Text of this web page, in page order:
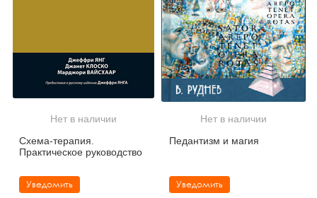
Нет в наличии
Схема-терапия.
Практическое руководство
Уведомить
Нет в наличии
Педантизм и магия
Уведомить